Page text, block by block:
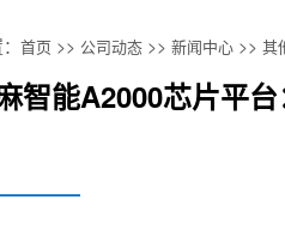
：首页 >> 公司动态 >>新闻中心 >>其
智能A2000芯片平